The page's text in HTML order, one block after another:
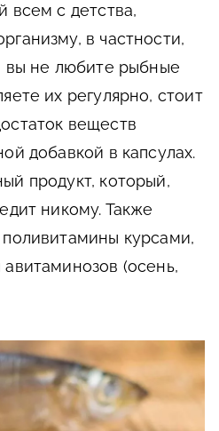
всем с детства,
в частности,
вы не любите рыбные
их регулярно, стоит
веществ
добавкой в капсулах.
продукт, который,
никому. Также
курсами,
(осень,